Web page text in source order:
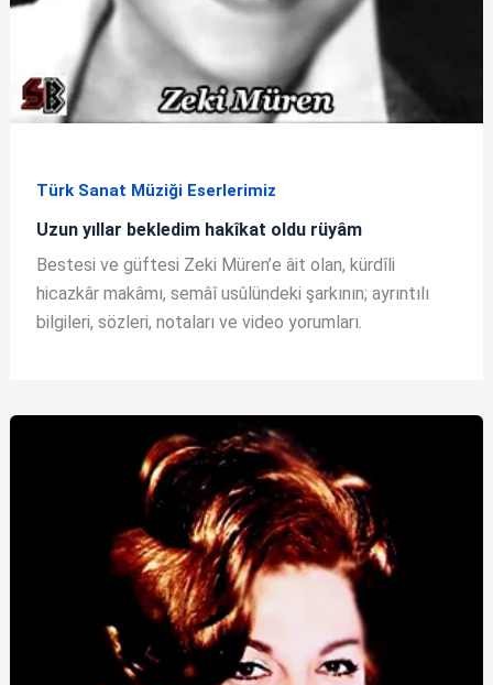
Türk Sanat Müziği Eserlerimiz
Uzun yıllar bekledim hakîkat oldu rüyâm
Bestesi ve güftesi Zeki Müren’e âit olan, kürdîli
hicazkâr makâmı, semâî usûlündeki şarkının; ayrıntılı
bilgileri, sözleri, notaları ve video yorumları.